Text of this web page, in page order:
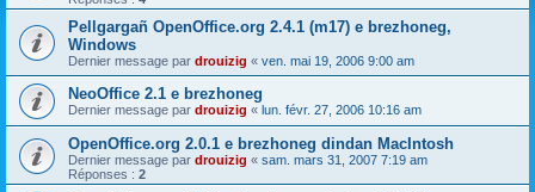
Pellgargañ OpenOffice.org 2.4.1 (m17) e brezhoneg,
Windows
Dernier message par drouizig « ven. mai 19, 2006 9:00 am
NeoOffice 2.1 e brezhoneg
Dernier message par drouizig « lun. févr. 27, 2006 10:16 am
OpenOffice.org 2.0.1 e brezhoneg dindan MacIntosh
Dernier message par drouizig « sam. mars 31, 2007 7:19 am
Réponses : 2